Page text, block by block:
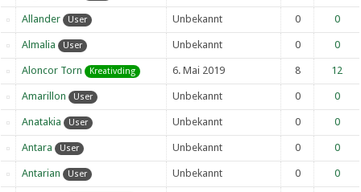
Allander User Unbekannt 0 0
Almalia User Unbekannt 0 0
Aloncor Torn Kreativding 6. Mai 2019 8 12
Amarillon User Unbekannt 0 0
Anatakia User Unbekannt 0 0
Antara User Unbekannt 0 0
Antarian User Unbekannt 0 0